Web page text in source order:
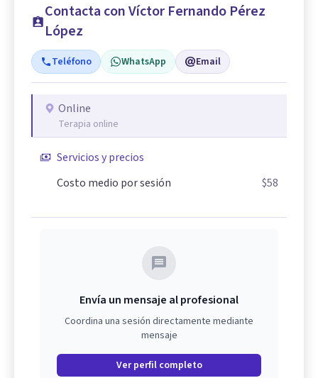
Contacta con Víctor Fernando Pérez
López
Teléfono WhatsApp Email
Online
Terapia online
Servicios y precios
Costo medio por sesión
$58
Envía un mensaje al profesional
Coordina una sesión directamente mediante
mensaje
Ver perfil completo